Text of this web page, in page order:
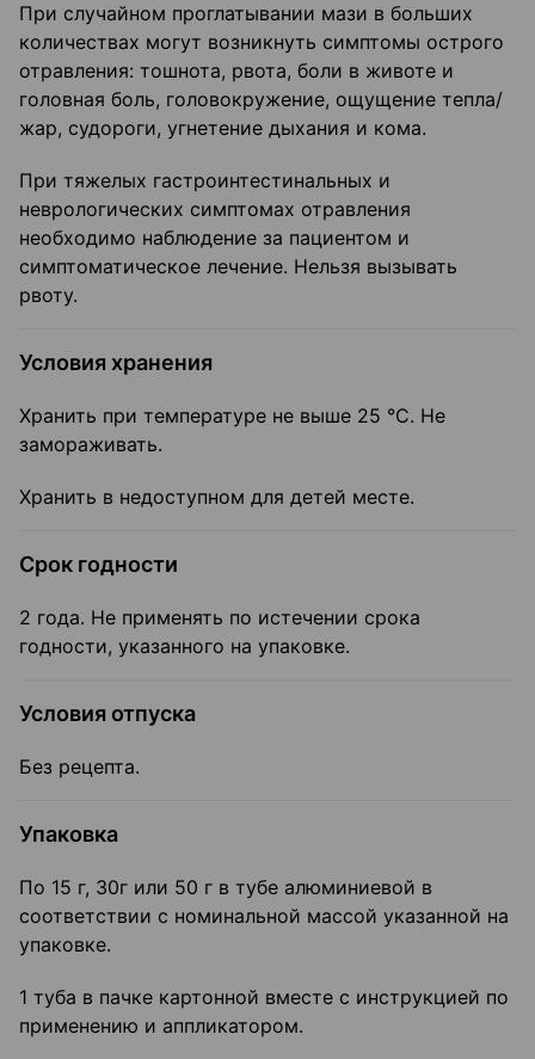
При случайном проглатывании мази в больших
количествах могут возникнуть симптомы острого
отравления: тошнота, рвота, боли в животе и
головная боль, головокружение, ощущение тепла/
жар, судороги, угнетение дыхания и кома.
При тяжелых гастроинтестинальных и
неврологических симптомах отравления
необходимо наблюдение за пациентом и
симптоматическое лечение. Нельзя вызывать
рвоту.
Условия хранения
Хранить при температуре не выше 25 °C. Не
замораживать.
Хранить в недоступном для детей месте.
Срок годности
2 года. Не применять по истечении срока
годности, указанного на упаковке.
Условия отпуска
Без рецепта.
Упаковка
По 15 г, 30г или 50 г в тубе алюминиевой в
соответствии с номинальной массой указанной на
упаковке.
1 туба в пачке картонной вместе с инструкцией по
применению и аппликатором.